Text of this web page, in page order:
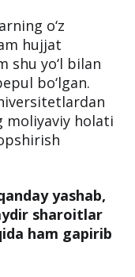
o‘z
hujjat
shu yo‘l bilan
bo‘lgan.
moliyaviy holati
yashab,
sharoitlar
ham gapirib